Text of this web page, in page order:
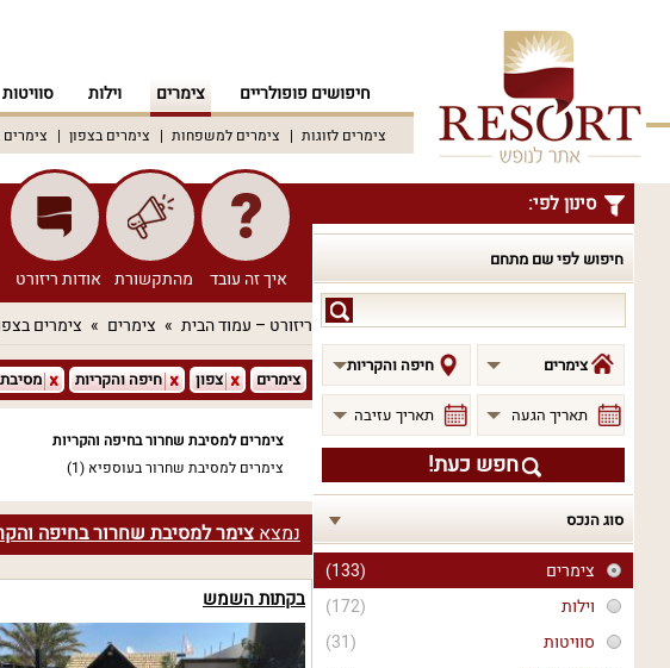
חיפושים פופולריים צימרים וילות סוויטות
צימרים לזוגות צימרים למשפחות צימרים בצפון
סינון לפי:
חיפוש לפי שם מתחם
לפי
שם
מתחם
צימרים חיפה והקריות
תאריך הגעה תאריך עזיבה
חפש כעת!
סוג הנכס
(133)
צימרים
(172)
וילות
(31)
סוויטות
איך זה עובד מהתקשורת אודות ריזורט
ריזורט – עמוד הבית צימרים צימרים
צימרים צפון חיפה והקריות
צימרים למסיבת שחרור בחיפה והקריות
צימרים למסיבת שחרור בעוספיא (1)
נמצאצימר למסיבת שחרור בחיפה
בקתות השמש